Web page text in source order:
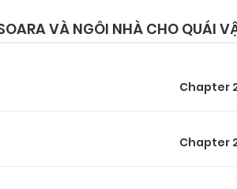
VÀ NGÔI NHÀ CHO QUÁI
Chapter
Chapter